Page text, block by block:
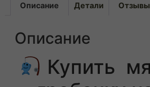
Описание Детали
Описание
Купить